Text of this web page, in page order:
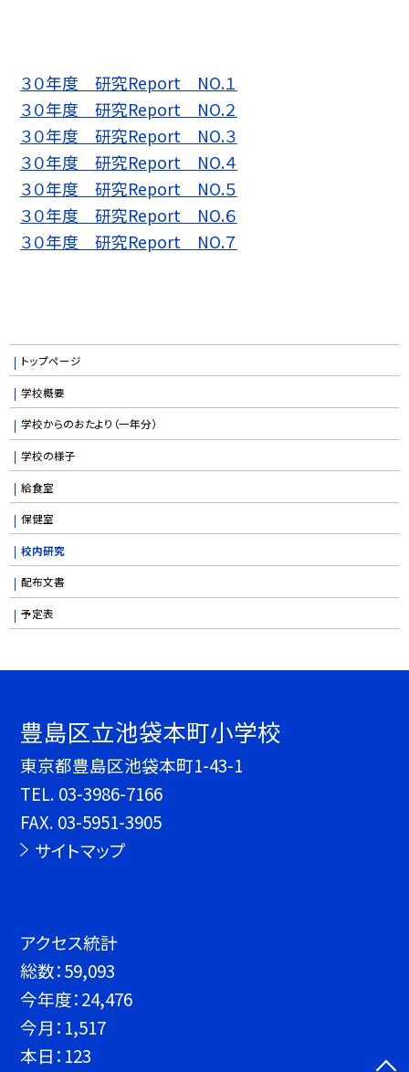
３０年度 研究Report NO.１
３０年度 研究Report NO.２
３０年度 研究Report NO.３
３０年度 研究Report NO.４
３０年度 研究Report NO.５
３０年度 研究Report NO.６
３０年度 研究Report NO.７
トップページ
学校概要
学校からのおたより（一年分）
学校の様子
給食室
保健室
校内研究
配布文書
予定表
豊島区立池袋本町小学校
東京都豊島区池袋本町1-43-1
TEL. 03-3986-7166
FAX. 03-5951-3905
サイトマップ
アクセス統計
総数：59,093
今年度：24,476
今月： 1,517
本日： 123